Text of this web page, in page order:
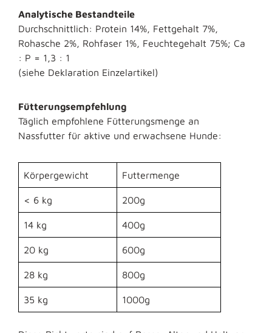
Analytische Bestandteile
Durchschnittlich: Protein 14%, Fettgehalt 7%,
Rohasche 2%, Rohfaser 1%, Feuchtegehalt 75%; Ca
: P = 1,3 : 1
(siehe Deklaration Einzelartikel)
Fütterungsempfehlung
Täglich empfohlene Fütterungsmenge an
Nassfutter für aktive und erwachsene Hunde:
Körpergewicht Futtermenge
< 6 kg 200g
14 kg 400g
20 kg 600g
28 kg 800g
35 kg 1000g